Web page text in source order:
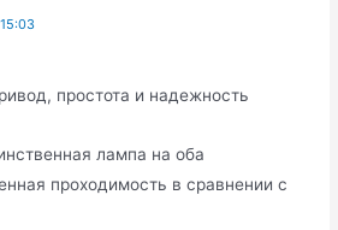
простота и надежность
лампа на оба
проходимость в сравнении с